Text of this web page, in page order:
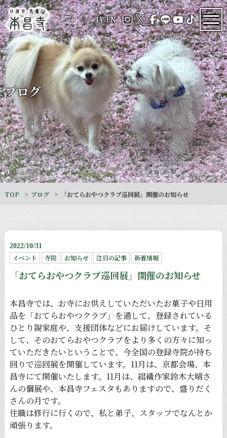
JA/EN
ブログ
TOP ブログ 「おてらおやつクラブ巡回展」開催のお知らせ
2022/10/31
イベント 寺院 お知らせ 注目の記事 新着情報
「おてらおやつクラブ巡回展」開催のお知らせ
本昌寺では、お寺にお供えしていただいたお菓子や日用
品を「おてらおやつクラブ」を通して、登録されている
ひとり親家庭や、支援団体などにお届けしています。そ
して、そのおてらおやつクラブをより多くの方々に知っ
ていただきたいということで、今全国の登録寺院が持ち
回りで巡回展を開催しています。11月は、京都会場、本
昌寺にて開催いたします。11月は、綴織作家鈴木大晴さ
んの個展や、本昌寺フェスタもありますので、盛りだく
さんの月です。
住職は修行に行くので、私と弟子、スタッフでなんとか
頑張ります。